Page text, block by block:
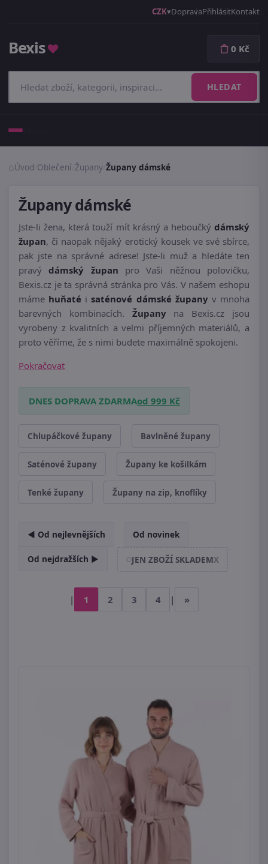
CZK DopravaPřihlásitKontakt
Bexis♥
HLEDAT
0 Kč
Úvod Oblečení Župany Župany dámské
Župany dámské
Jste-li žena, která touží mít krásný a heboučký dámský
župan, či naopak nějaký erotický kousek ve své sbírce,
pak jste na správné adrese! Jste-li muž a hledáte ten
pravýdámský župan pro Vaši něžnou polovičku,
Bexis.cz je ta správná stránka pro Vás. V našem eshopu
máme huňaté isaténové dámské županyv mnoha
barevných kombinacích. Županyna Bexis.cz jsou
vyrobeny z kvalitních a velmi příjemných materiálů, a
proto věříme, že s nimi budete maximálně spokojeni.
Pokračovat
DNES DOPRAVA ZDARMAod 999 Kč
Chlupáčkové župany Bavlněné župany
Saténové župany Župany ke košilkám
Tenké župany Župany na zip, knoflíky
◄ Od nejlevnějších Od novinek
Od nejdražších ► JEN ZBOŽÍ SKLADEMX
| 1 2 3 4 | »